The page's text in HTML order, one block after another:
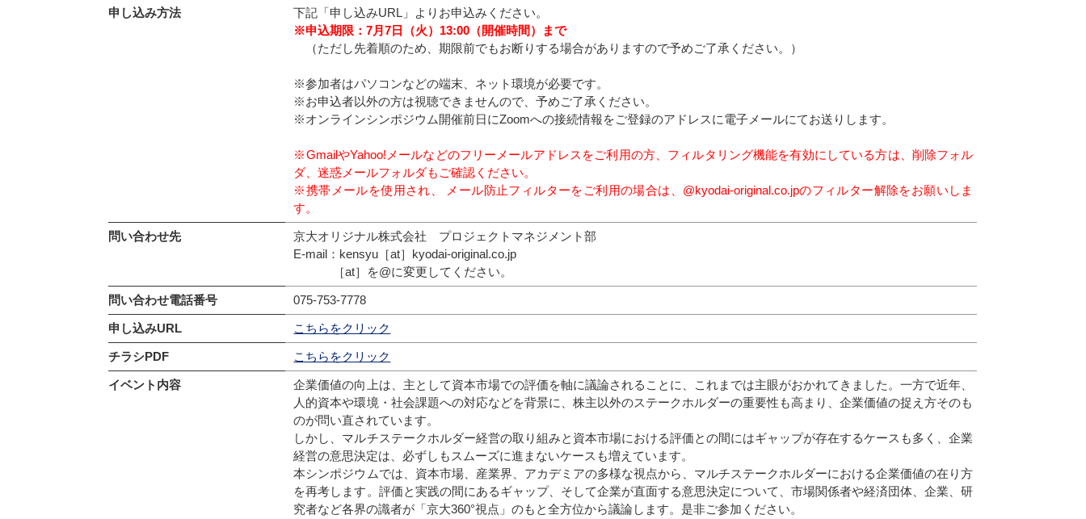
申し込み方法
下記「申し込みURL」よりお申込みください。
※申込期限：7月7日（火）13:00（開催時間）まで
（ただし先着順のため、期限前でもお断りする場合がありますので予めご了承ください。）
※参加者はパソコンなどの端末、ネット環境が必要です。
※お申込者以外の方は視聴できませんので、予めご了承ください。
※オンラインシンポジウム開催前日にZoomへの接続情報をご登録のアドレスに電子メールにてお送りします。
※GmailやYahoo!メールなどのフリーメールアドレスをご利用の方、フィルタリング機能を有効にしている方は、削除フォル
ダ、迷惑メールフォルダもご確認ください。
※携帯メールを使用され、 メール防止フィルターをご利用の場合は、@kyodai-original.co.jpのフィルター解除をお願いしま
す。
問い合わせ先
京大オリジナル株式会社 プロジェクトマネジメント部
E-mail：kensyu［at］kyodai-original.co.jp
［at］を@に変更してください。
問い合わせ電話番号 075-753-7778
申し込みURL こちらをクリック
チラシPDF こちらをクリック
イベント内容
企業価値の向上は、主として資本市場での評価を軸に議論されることに、これまでは主眼がおかれてきました。一方で近年、
人的資本や環境・社会課題への対応などを背景に、株主以外のステークホルダーの重要性も高まり、企業価値の捉え方そのも
のが問い直されています。
しかし、マルチステークホルダー経営の取り組みと資本市場における評価との間にはギャップが存在するケースも多く、企業
経営の意思決定は、必ずしもスムーズに進まないケースも増えています。
本シンポジウムでは、資本市場、産業界、アカデミアの多様な視点から、マルチステークホルダーにおける企業価値の在り方
を再考します。評価と実践の間にあるギャップ、そして企業が直面する意思決定について、市場関係者や経済団体、企業、研
究者など各界の識者が「京大360°視点」のもと全方位から議論します。是非ご参加ください。